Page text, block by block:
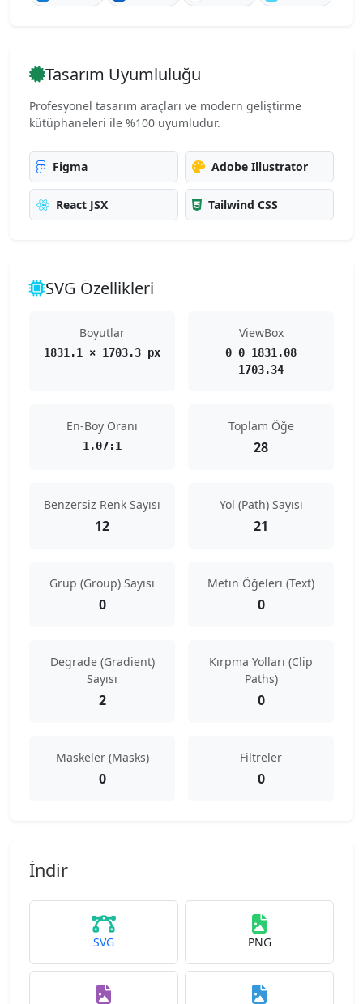
Tasarım Uyumluluğu
Profesyonel tasarım araçları ve modern geliştirme
kütüphaneleri ile %100 uyumludur.
Figma Adobe Illustrator
React JSX Tailwind CSS
SVG Özellikleri
Boyutlar
1831.1 × 1703.3 px
ViewBox
0 0 1831.08
1703.34
En-Boy Oranı
1.07:1
Toplam Öğe
28
Benzersiz Renk Sayısı
12
Yol (Path) Sayısı
21
Grup (Group) Sayısı
0
Metin Öğeleri (Text)
0
Degrade (Gradient)
Sayısı
2
Kırpma Yolları (Clip
Paths)
0
Maskeler (Masks)
0
Filtreler
0
İndir
SVG PNG